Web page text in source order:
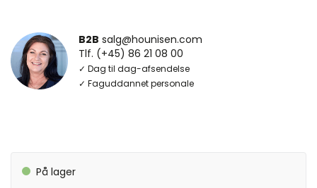
B2B salg@hounisen.com
Tlf. (+45) 86 21 08 00
✓ Dag til dag-afsendelse
✓ Faguddannet personale
På lager